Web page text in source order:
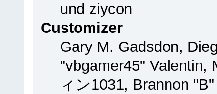
und ziycon
Customizer
Gary M. Gadsdon,
"vbgamer45"
ィン1031, Brannon